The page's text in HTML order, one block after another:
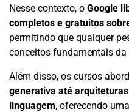
Nesse contexto, o Google
completos e gratuitos
permitindo que qualquer
conceitos fundamentais da
Além disso, os cursos
generativa até
linguagem, oferecendo